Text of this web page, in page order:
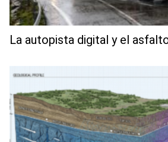
La autopista digital y el